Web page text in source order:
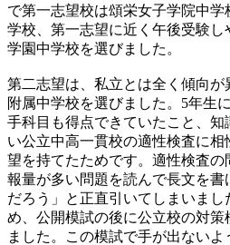
で第一志望校は頌栄女子学院中
学校、第一志望に近く午後受験
学園中学校を選びました。
第二志望は、私立とは全く傾向
附属中学校を選びました。5年生
手科目も得点できていたこと、
い公立中高一貫校の適性検査に
望を持てたためです。適性検査
報量が多い問題を読んで長文を
だろう」と正直引いてしまいま
め、公開模試の後に公立校の対策
ました。この模試で手が出ない